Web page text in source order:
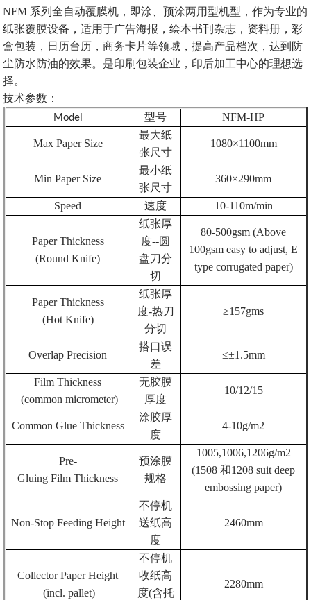
NFM 系列全自动覆膜机，即涂、预涂两用型机型，作为专业的
纸张覆膜设备，适用于广告海报，绘本书刊杂志，资料册，彩
盒包装，日历台历，商务卡片等领域，提高产品档次，达到防
尘防水防油的效果。是印刷包装企业，印后加工中心的理想选
择。
技术参数：
Model 型号 NFM-HP
Max Paper Size
最大纸
张尺寸
1080×1100mm
Min Paper Size
最小纸
张尺寸
360×290mm
Speed 速度 10-110m/min
PaperThickness
(Round Knife)
纸张厚
度--圆
盘刀分
切
80-500gsm (Above
100gsm easy to adjust, E
type corrugated paper)
PaperThickness
(Hot Knife)
纸张厚
度-热刀
分切
≥1 57gms
Overlap Precision
搭口误
差
≤±1 .5mm
Film Thickness
(common micrometer)
无胶膜
厚度
10/12/15
Common Glue Thickness
涂胶厚
度
4-10g/m2
Pre-
Gluing Film Thickness
预涂膜
规格
1005,1006,1206g/m2
(1508 和1208 suit deep
embossing paper)
Non-Stop Feeding Height
不停机
送纸高
度
2460mm
CollectorPaperHeight
(incl. pallet)
不停机
收纸高
度(含托
2280mm